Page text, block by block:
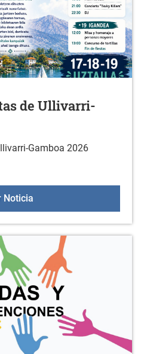
de Ullivarri-
Gamboa 2026
NoticiaPrograma de fiestas de